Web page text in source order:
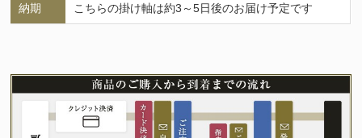
納期 こちらの掛け軸は約3～5日後のお届け予定です